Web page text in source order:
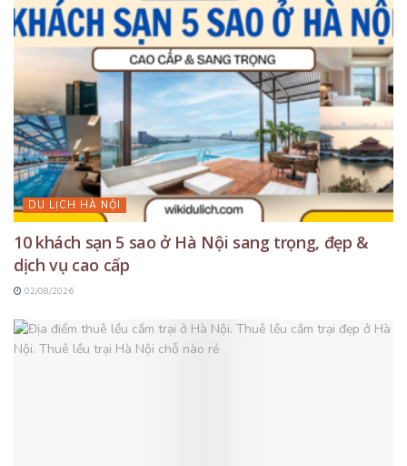
DU LỊCH HÀ NỘI
10 khách sạn 5 sao ở Hà Nội sang trọng, đẹp &
dịch vụ cao cấp
02/08/2026